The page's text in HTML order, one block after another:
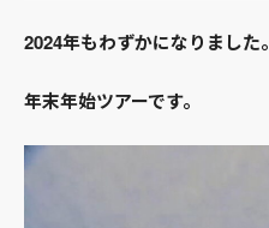
2024年もわずかになりました。
年末年始ツアーです。